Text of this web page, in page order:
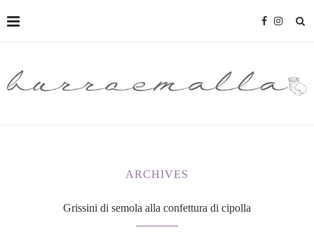
ARCHIVES
Grissini di semola alla confettura di cipolla